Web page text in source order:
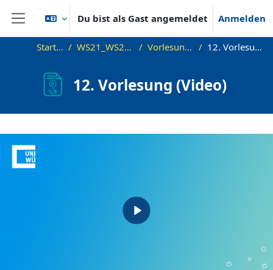
Zum Hauptinhalt
Website-Übersicht
Du bist als Gast angemeldet Anmelden
Startseite WS21_WS21_approx Vorlesungsfolien 12. Vorlesung (Video)
12. Vorlesung (Video)